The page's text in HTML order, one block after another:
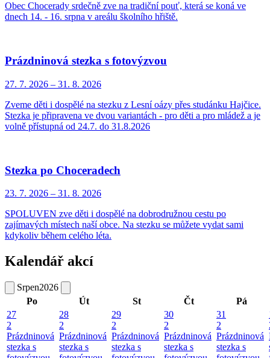
Obec Chocerady srdečně zve na tradiční pouť, která se koná ve
dnech 14. - 16. srpna v areálu školního hřiště.
Prázdninová stezka s fotovýzvou
27. 7. 2026 – 31. 8. 2026
Zveme děti i dospělé na stezku z Lesní oázy přes studánku Hajčice.
Stezka je připravena ve dvou variantách - pro děti a pro mládež a je
volně přístupná od 24.7. do 31.8.2026
Stezka po Choceradech
23. 7. 2026 – 31. 8. 2026
SPOLUVEN zve děti i dospělé na dobrodružnou cestu po
zajímavých místech naší obce. Na stezku se můžete vydat sami
kdykoliv během celého léta.
Kalendář akcí
Srpen2026
Po
Út St Čt
Pá
27
2
Prázdninová
stezka s
28
2
Prázdninová
stezka s
29
2
Prázdninová
stezka s
30
2
Prázdninová
stezka s
31
2
Prázdninová
stezka s